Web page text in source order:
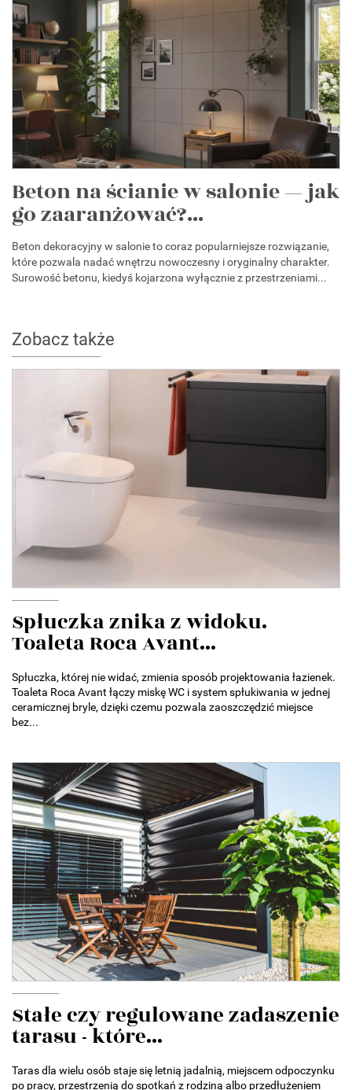
Beton na ścianie w salonie — jak
go zaaranżować?...
Beton dekoracyjny w salonie to coraz popularniejsze rozwiązanie,
które pozwala nadać wnętrzu nowoczesny i oryginalny charakter.
Surowość betonu, kiedyś kojarzona wyłącznie z przestrzeniami...
Zobacz także
Spłuczka znika z widoku.
Toaleta Roca Avant...
Spłuczka, której nie widać, zmienia sposób projektowania łazienek.
Toaleta Roca Avant łączy miskę WC i system spłukiwania w jednej
ceramicznej bryle, dzięki czemu pozwala zaoszczędzić miejsce
bez...
Stałe czy regulowane zadaszenie
tarasu - które...
Taras dla wielu osób staje się letnią jadalnią, miejscem odpoczynku
po pracy, przestrzenią do spotkań z rodziną albo przedłużeniem